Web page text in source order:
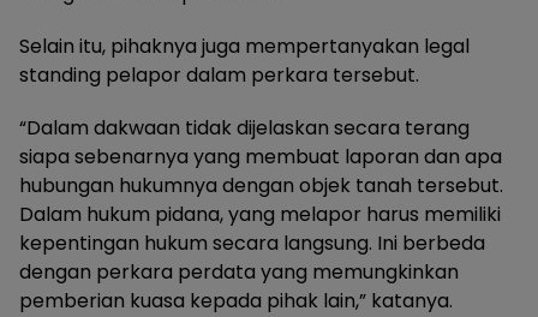
Selain itu, pihaknya juga mempertanyakan legal
standing pelapor dalam perkara tersebut.
“Dalam dakwaan tidak dijelaskan secara terang
siapa sebenarnya yang membuat laporan dan apa
hubungan hukumnya dengan objek tanah tersebut.
Dalam hukum pidana, yang melapor harus memiliki
kepentingan hukum secara langsung. Ini berbeda
dengan perkara perdata yang memungkinkan
pemberian kuasa kepada pihak lain,” katanya.